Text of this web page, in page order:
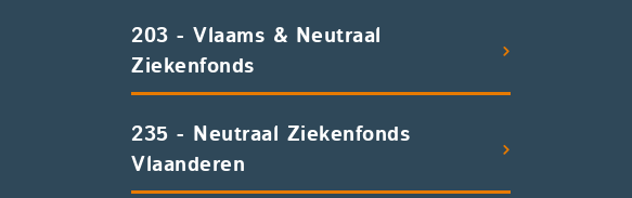
203 - Vlaams & Neutraal
Ziekenfonds
235 - Neutraal Ziekenfonds
Vlaanderen